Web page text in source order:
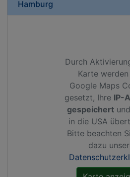
Hamburg
Durch
Karte
Google Maps
gesetzt, Ihre IP-
gespeichert
in die USA
Bitte beachten
dazu